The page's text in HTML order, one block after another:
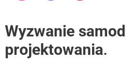
Wyzwanie
projektowania.